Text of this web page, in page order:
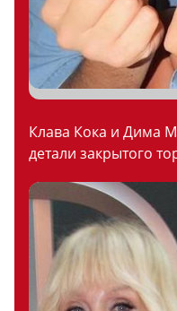
Клава Кока и Дима
детали закрытого